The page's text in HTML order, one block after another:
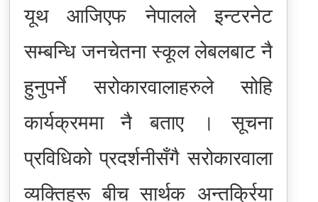
यूथ आजिएफ नेपालले इन्टरनेट
सम्बन्धि जनचेतना स्कूल लेबलबाट नै
हुनुपर्ने सरोकारवालाहरुले सोहि
कार्यक्रममा नै बताए । सूचना
प्रविधिको प्रदर्शनीसँगै सरोकारवाला
व्यक्तिहरू बीच सार्थक अन्तर्क्रिया